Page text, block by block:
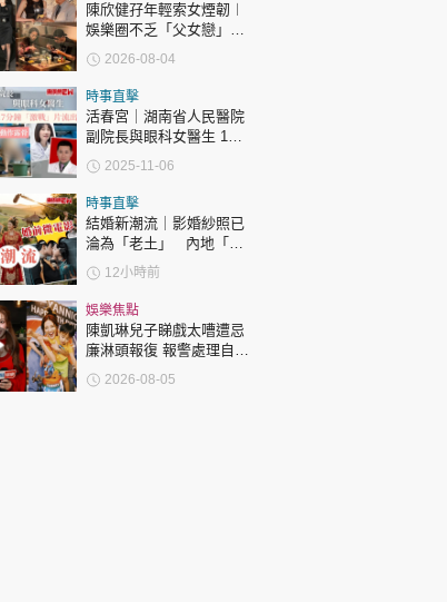
陳欣健孖年輕索女煙韌︱
娛樂圈不乏「父女戀」
「爺孫戀」 年齡差距最大
達51歲 最受矚目有李龍
基謝賢
2026-08-04
時事直擊
活春宮｜湖南省人民醫院
副院長與眼科女醫生 17
分鐘「激戰」片流出 動作
露骨 網上瘋傳
2025-11-06
時事直擊
結婚新潮流｜影婚紗照已
淪為「老土」 內地「婚
前微電影」成新潮流
12小時前
娛樂焦點
陳凱琳兒子睇戲太嘈遭忌
廉淋頭報復 報警處理自責
護子不力 歐錦棠陳倩揚齊
表態「媽媽有責任」
2026-08-05